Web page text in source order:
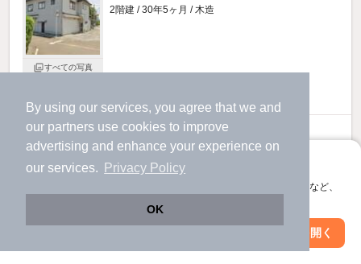
By using our services, you agree that we and
our partners use cookies to improve
advertising and enhance your experience on
our services.
Privacy Policy
OK
アプリに切り替えて、サクサクお部屋探し
会員登録なしですぐ使える。マップ検索やお気に入り保存など、
アプリを開く
すべての写真
2階建 / 30年5ヶ月 / 木造
5.2万円
1.0ヶ月
不要
絞り込み条件を変更